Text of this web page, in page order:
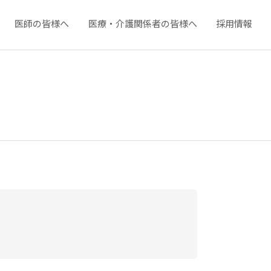
医師の皆様へ 医療・介護関係者の皆様へ 採用情報